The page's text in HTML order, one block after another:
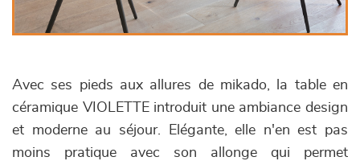
Avec ses pieds aux allures de mikado, la table en
céramique VIOLETTE introduit une ambiance design
et moderne au séjour. Elégante, elle n'en est pas
moins pratique avec son allonge qui permet